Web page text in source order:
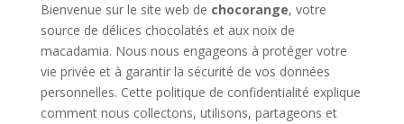
Bienvenue sur le site web de chocorange, votre
source de délices chocolatés et aux noix de
macadamia. Nous nous engageons à protéger votre
vie privée et à garantir la sécurité de vos données
personnelles. Cette politique de confidentialité explique
comment nous collectons, utilisons, partageons et